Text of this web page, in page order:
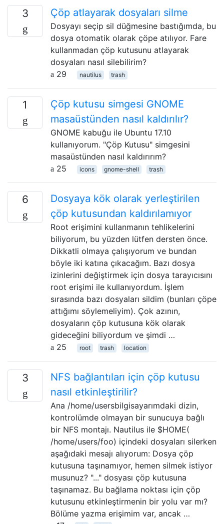
3 Çöp atlayarak dosyaları silme
Dosyayı seçip sil düğmesine bastığımda, bu
dosya otomatik olarak çöpe atılıyor. Fare
kullanmadan çöp kutusunu atlayarak
dosyaları nasıl silebilirim?
29
nautilus trash
1
Çöp kutusu simgesi GNOME
masaüstünden nasıl kaldırılır?
GNOME kabuğu ile Ubuntu 17.10
kullanıyorum. "Çöp Kutusu" simgesini
masaüstünden nasıl kaldırırım?
25
icons gnome-shell trash
6
Dosyaya kök olarak yerleştirilen
çöp kutusundan kaldırılamıyor
Root erişimini kullanmanın tehlikelerini
biliyorum, bu yüzden lütfen dersten önce.
Dikkatli olmaya çalışıyorum ve bundan
böyle iki katına çıkacağım. Bazı dosya
izinlerini değiştirmek için dosya tarayıcısını
root erişimi ile kullanıyordum. İşlem
sırasında bazı dosyaları sildim (bunları çöpe
attığımı söylemeliyim). Çok azının,
dosyaların çöp kutusuna kök olarak
gideceğini biliyordum ve şimdi …
25
root trash location
3
NFS bağlantıları için çöp kutusu
nasıl etkinleştirilir?
Ana /home/usersbilgisayarımdaki dizin,
kontrolümde olmayan bir sunucuya bağlı
bir NFS montajı. Nautilus ile $HOME(
/home/users/foo) içindeki dosyaları silerken
aşağıdaki mesajı alıyorum: Dosya çöp
kutusuna taşınamıyor, hemen silmek istiyor
musunuz? "..." dosyası çöp kutusuna
taşınamaz. Bu bağlama noktası için çöp
kutusunu etkinleştirmenin bir yolu var mı?
Bölüme yazma erişimim var, ancak …